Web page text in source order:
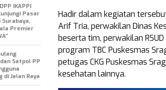
Hadir dalam kegiatan
Arif Tria, perwakilan Dinas
beserta tim, perwakilan
program TBC Puskesmas
petugas CKG Puskesmas
kesehatan lainnya.
IKAPPI
Pasar
Premier
Satpol PP
di Jalan Raya